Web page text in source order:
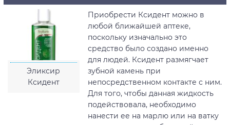
Эликсир
Ксидент
Приобрести Ксидент можно в
любой ближайшей аптеке,
поскольку изначально это
средство было создано именно
для людей. Ксидент размягчает
зубной камень при
непосредственном контакте с ним.
Для того, чтобы данная жидкость
подействовала, необходимо
нанести ее на марлю или на ватку